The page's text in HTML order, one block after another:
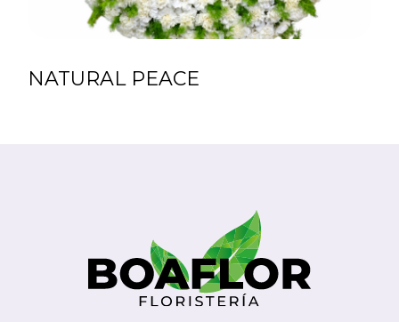
NATURAL PEACE